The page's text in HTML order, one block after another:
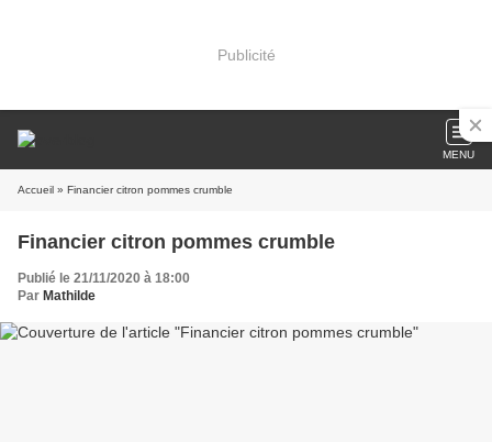
Publicité
MENU
Accueil » Financier citron pommes crumble
Financier citron pommes crumble
Publié le 21/11/2020 à 18:00
Par Mathilde